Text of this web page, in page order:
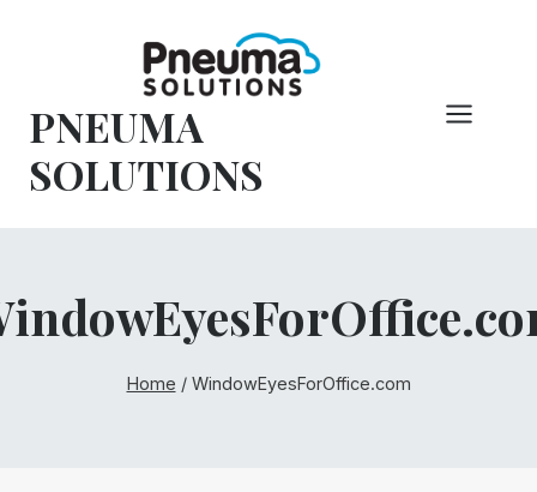
conteúdo
PNEUMA
SOLUTIONS
Home / WindowEyesForOffice.com